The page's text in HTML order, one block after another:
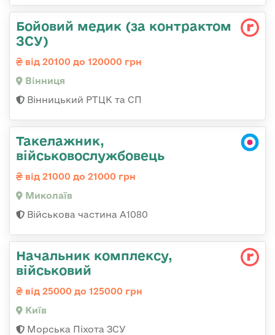
Бойовий медик (за контрактом
ЗСУ)
від 20100 до 120000 грн
Вінниця
Вінницький РТЦК та СП
Такелажник,
військовослужбовець
від 21000 до 21000 грн
Миколаїв
Військова частина А1080
Начальник комплексу,
військовий
від 25000 до 125000 грн
Київ
Морська Піхота ЗСУ